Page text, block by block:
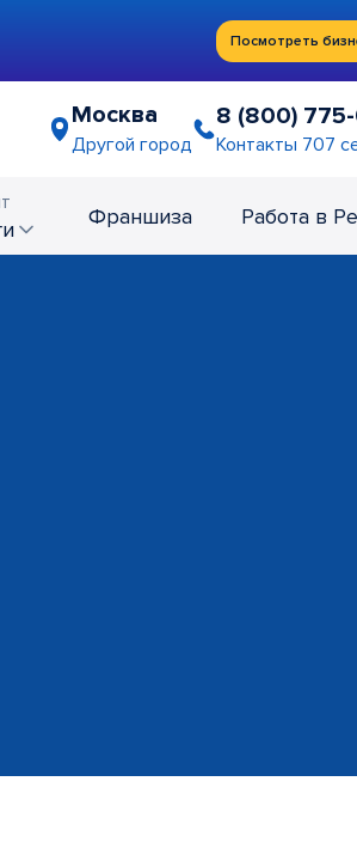
Посмотреть
Москва
Другой город
8 (800)
Контакты 707
Франшиза Работа в